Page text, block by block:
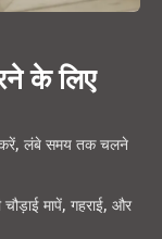
के लिए
करें, लंबे समय तक चलने
मापें, गहराई, और